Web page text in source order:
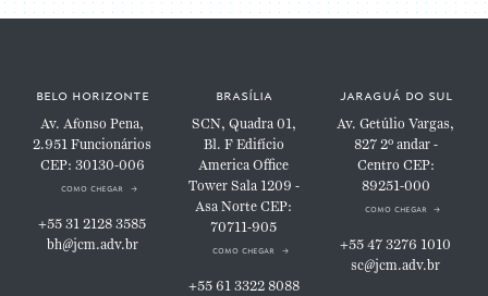
belo horizonte
Av. Afonso Pena,
2.951Funcionários
CEP: 30130-006
como chegar
+55 31 2128 3585
bh@jcm.adv.br
brasília
SCN, Quadra 01,
Bl. FEdifício
America Office
TowerSala 1209 -
Asa NorteCEP:
70711-905
como chegar
+55 61 3322 8088
jaraguá do sul
Av. Getúlio Vargas,
8272º andar -
Centro CEP:
89251-000
como chegar
+55 47 3276 1010
sc@jcm.adv.br